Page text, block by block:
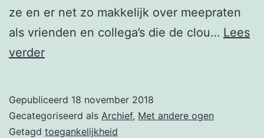
ze en er net zo makkelijk over meepraten
als vrienden en collega’s die de clou… Lees
verderScribit.tv,
audiodescriptie
Gepubliceerd 18 november 2018
Gecategoriseerd als Archief, Met andere ogen
Getagd toegankelijkheid